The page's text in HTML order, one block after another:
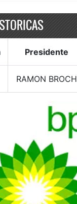
Presidente
RAMON BROCH